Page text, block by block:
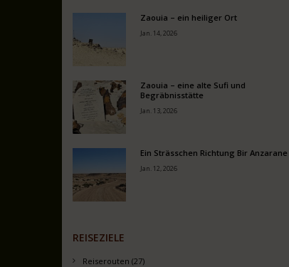
Zaouia – ein heiliger Ort
Jan. 14, 2026
Zaouia – eine alte Sufi und
Begräbnisstätte
Jan. 13, 2026
Ein Strässchen Richtung Bir Anzarane
Jan. 12, 2026
REISEZIELE
Reiserouten (27)